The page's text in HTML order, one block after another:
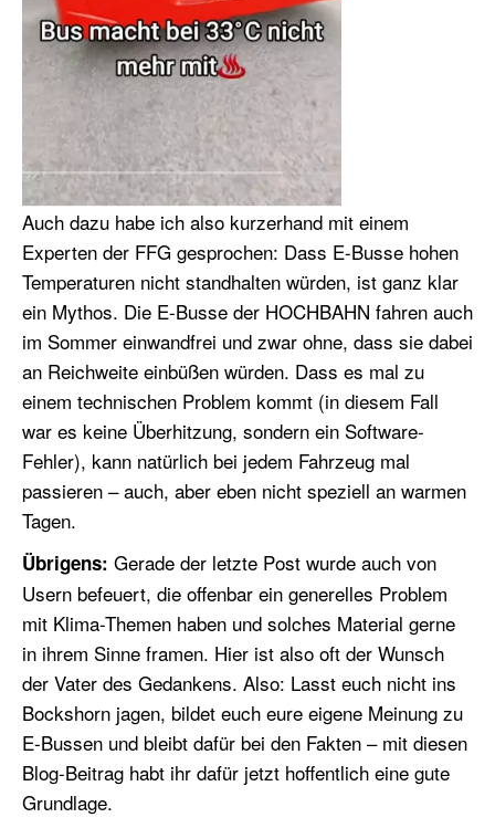
Auch dazu habe ich also kurzerhand mit einem
Experten der FFG gesprochen: Dass E-Busse hohen
Temperaturen nicht standhalten würden, ist ganz klar
ein Mythos. Die E-Busse der HOCHBAHN fahren auch
im Sommer einwandfrei und zwar ohne, dass sie dabei
an Reichweite einbüßen würden. Dass es mal zu
einem technischen Problem kommt (in diesem Fall
war es keine Überhitzung, sondern ein Software-
Fehler), kann natürlich bei jedem Fahrzeug mal
passieren – auch, aber eben nicht speziell an warmen
Tagen.
Übrigens: Gerade der letzte Post wurde auch von
Usern befeuert, die offenbar ein generelles Problem
mit Klima-Themen haben und solches Material gerne
in ihrem Sinne framen. Hier ist also oft der Wunsch
der Vater des Gedankens. Also: Lasst euch nicht ins
Bockshorn jagen, bildet euch eure eigene Meinung zu
E-Bussen und bleibt dafür bei den Fakten – mit diesen
Blog-Beitrag habt ihr dafür jetzt hoffentlich eine gute
Grundlage.